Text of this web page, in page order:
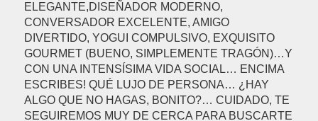
ELEGANTE,DISEÑADOR MODERNO,
CONVERSADOR EXCELENTE, AMIGO
DIVERTIDO, YOGUI COMPULSIVO, EXQUISITO
GOURMET (BUENO, SIMPLEMENTE TRAGÓN)…Y
CON UNA INTENSÍSIMA VIDA SOCIAL… ENCIMA
ESCRIBES! QUÉ LUJO DE PERSONA… ¿HAY
ALGO QUE NO HAGAS, BONITO?… CUIDADO, TE
SEGUIREMOS MUY DE CERCA PARA BUSCARTE